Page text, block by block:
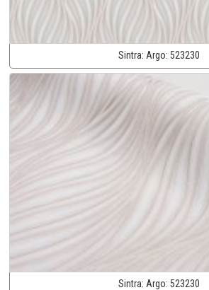
Sintra: Argo: 523230
Sintra: Argo: 523230